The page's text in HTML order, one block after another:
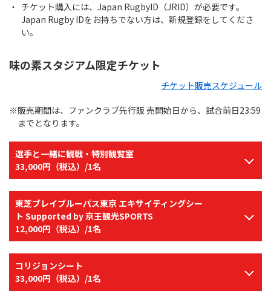
チケット購入には、Japan RugbyID（JRID）が必要です。
Japan Rugby IDをお持ちでない方は、新規登録をしてくださ
い。
味の素スタジアム限定チケット
チケット販売スケジュール
※販売期間は、ファンクラブ先行販 売開始日から、試合前日23:59
までとなります。
選手と一緒に観戦・特別観覧室
33,000円（税込）/1名
東芝ブレイブルーパス東京 エキサイティングシー
ト Supported by 京王観光SPORTS
12,000円（税込）/1名
コリジョンシート
33,000円（税込）/1名